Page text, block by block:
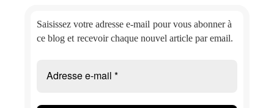
Saisissez votre adresse e-mail pour vous abonner à
ce blog et recevoir chaque nouvel article par email.